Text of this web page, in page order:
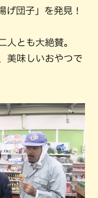
げ団子」を発見！
人とも大絶賛。
美味しいおやつで